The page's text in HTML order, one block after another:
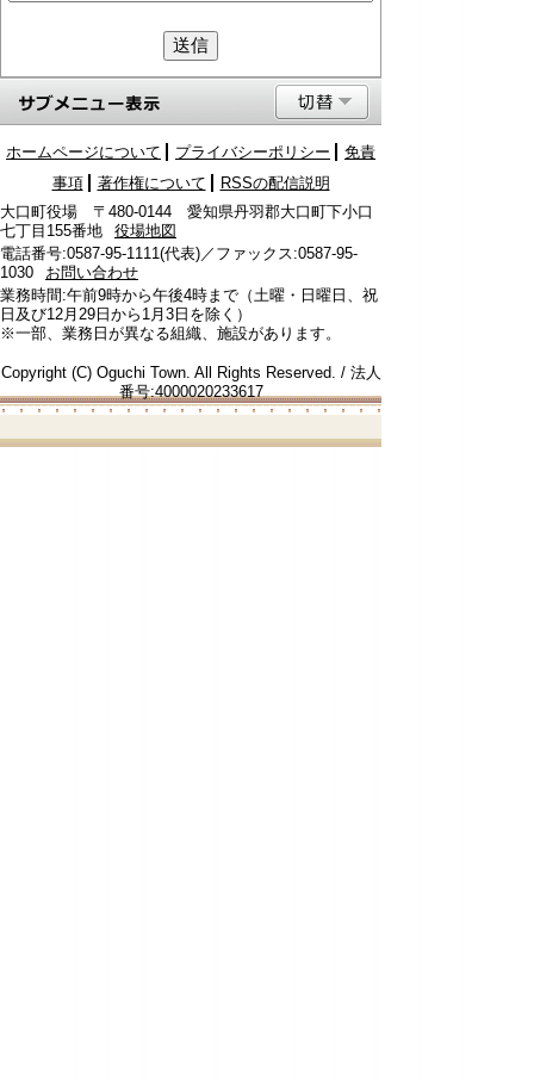
ホームページについて プライバシーポリシー
免責
事項
著作権について
RSSの配信説明
大口町役場 〒480-0144 愛知県丹羽郡大口町下小口
七丁目155番地
役場地図
電話番号:0587-95-1111(代表)／ファックス:0587-95-
1030
お問い合わせ
業務時間:午前9時から午後4時まで（土曜・日曜日、祝
日及び12月29日から1月3日を除く）
※一部、業務日が異なる組織、施設があります。
Copyright (C) Oguchi Town. All Rights Reserved. / 法人
番号:4000020233617